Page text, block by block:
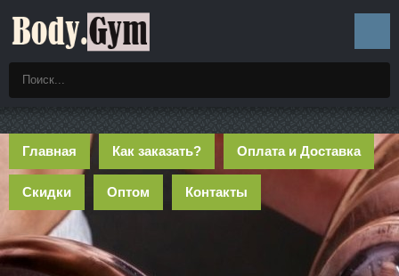
Главная Как заказать? Оплата и Доставка
Скидки Оптом Контакты